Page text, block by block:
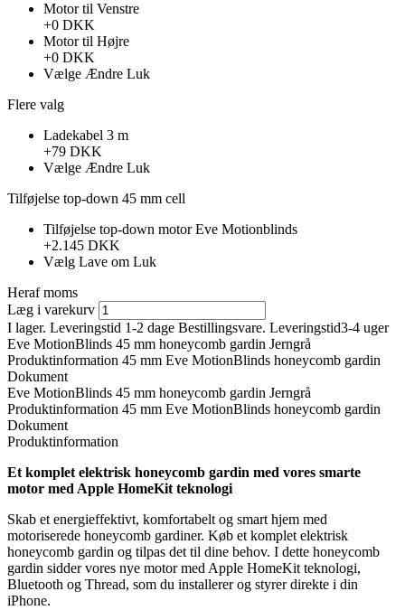
Motor til Venstre
+0 DKK
Motor til Højre
+0 DKK
Vælge Ændre Luk
Flere valg
Ladekabel 3 m
+79 DKK
Vælge Ændre Luk
Tilføjelse top-down 45 mm cell
Tilføjelse top-down motor Eve Motionblinds
+2.145 DKK
Vælg Lave om Luk
Heraf moms
Læg i varekurv
I lager. Leveringstid 1-2 dage Bestillingsvare. Leveringstid3-4 uger
Eve MotionBlinds 45 mm honeycomb gardin Jerngrå
Produktinformation 45 mm Eve MotionBlinds honeycomb gardin
Dokument
Eve MotionBlinds 45 mm honeycomb gardin Jerngrå
Produktinformation 45 mm Eve MotionBlinds honeycomb gardin
Dokument
Produktinformation
Et komplet elektrisk honeycomb gardin med vores smarte
motor med Apple HomeKit teknologi
Skab et energieffektivt, komfortabelt og smart hjem med
motoriserede honeycomb gardiner. Køb et komplet elektrisk
honeycomb gardin og tilpas det til dine behov. I dette honeycomb
gardin sidder vores nye motor med Apple HomeKit teknologi,
Bluetooth og Thread, som du installerer og styrer direkte i din
iPhone.